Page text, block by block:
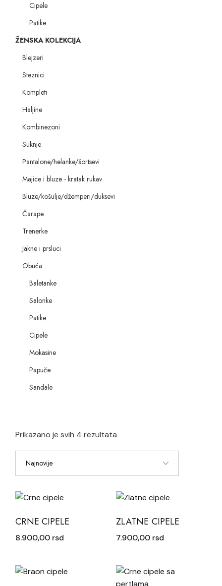
Prikazano je svih 4 rezultata
CRNE CIPELE
8.900,00 rsd
ZLATNE CIPELE
7.900,00 rsd
Cipele
Patike
ŽENSKA KOLEKCIJA
Blejzeri
Steznici
Kompleti
Haljine
Kombinezoni
Suknje
Pantalone/helanke/šortsevi
Majice i bluze - kratak rukav
Bluze/košulje/džemperi/duksevi
Čarape
Trenerke
Jakne i prsluci
Obuća
Baletanke
Salonke
Patike
Cipele
Mokasine
Papuče
Sandale